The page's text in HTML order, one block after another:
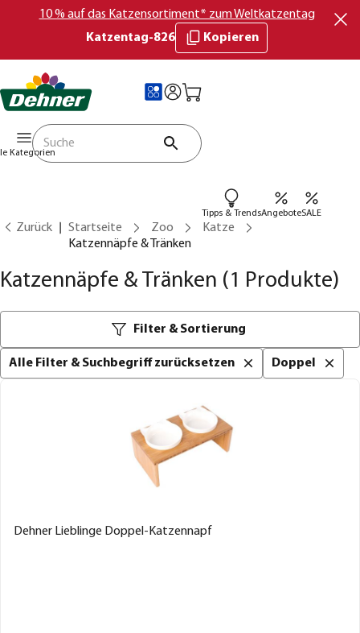
10 % auf das Katzensortiment* zum Weltkatzentag
Katzentag-826
Kopieren
Kategorien
Tipps & TrendsAngeboteSALE
Zurück Startseite Zoo
Katze
Katzennäpfe & Tränken
Katzennäpfe & Tränken (1 Produkte)
Filter & Sortierung
Alle Filter & Suchbegriff zurücksetzen Doppel
Dehner Lieblinge Doppel-Katzennapf